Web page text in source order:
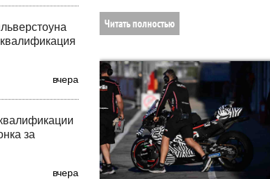
вчера
за
вчера
Читать полностью